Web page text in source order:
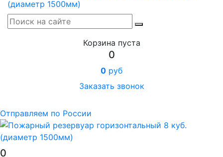
Корзина пуста
0
0 руб
Заказать звонок
Отправляем по России
0